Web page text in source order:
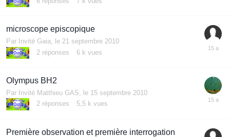
microscope episcopique
Par Invité Gaia, le 21 septembre 2010
2 réponses 6 k vues
Olympus BH2
Par Invité Matthieu GAS, le 15 septembre 2010
2 réponses 5,5 k vues
Première observation et première interrogation